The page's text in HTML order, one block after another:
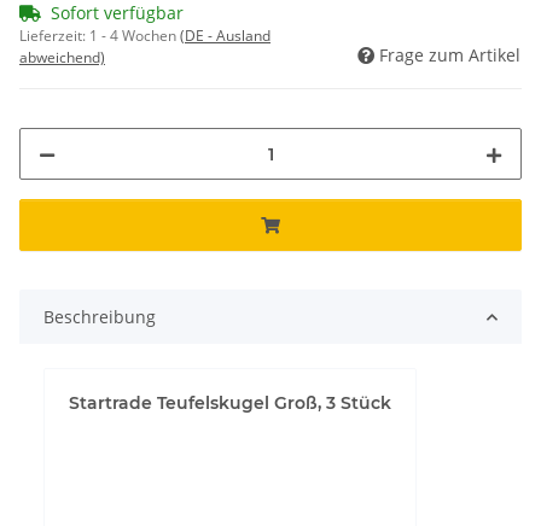
Sofort verfügbar
Lieferzeit: 1 - 4 Wochen(DE - Ausland
abweichend)
Frage zum Artikel
Beschreibung
Startrade Teufelskugel Groß, 3 Stück